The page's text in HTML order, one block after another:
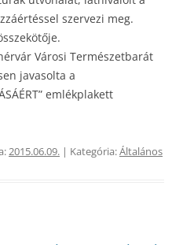
szervezi meg.
Városi Természetbarát
javasolta a
emlékplakett
2015.06.09. | Kategória:Általános